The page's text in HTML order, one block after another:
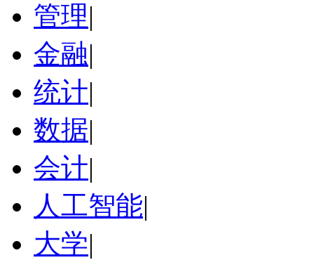
管理|
金融|
统计|
数据|
会计|
人工智能|
大学|